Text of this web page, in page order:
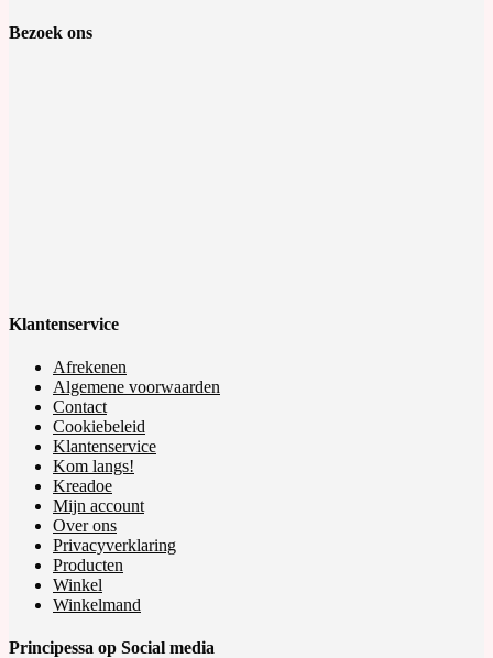
Bezoek ons
Klantenservice
Afrekenen
Algemene voorwaarden
Contact
Cookiebeleid
Klantenservice
Kom langs!
Kreadoe
Mijn account
Over ons
Privacyverklaring
Producten
Winkel
Winkelmand
Principessa op Social media